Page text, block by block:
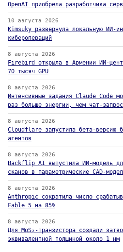
OpenAI приобрела разработчика
10 августа 2026
Kimsuky развернула локальную ИИ-
киберопераций
8 августа 2026
Firebird открыла в Армении ИИ-
70 тысяч GPU
8 августа 2026
Интенсивные задания Claude Code
раз больше энергии, чем чат-
8 августа 2026
Cloudflare запустила бета-версию
агентов
8 августа 2026
Backflip AI выпустила ИИ-модель
сканов в параметрические CAD-
8 августа 2026
Anthropic сократила число
Fable 5 на 85%
8 августа 2026
Для MoS₂-транзистора создали
эквивалентной толщиной около 1 нм